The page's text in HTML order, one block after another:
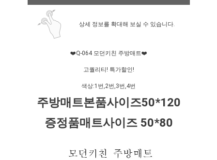
상세 정보를 확대해 보실 수 있습니다.
❤️Q-064 모던키친 주방매트❤️
고퀄리티! 특가할인!
색상:1번,2번,3번,4번
주방매트본품사이즈50*120
증정품매트사이즈 50*80